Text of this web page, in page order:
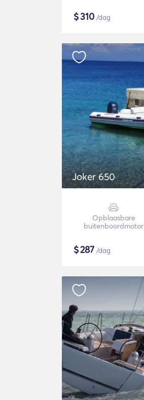
$310 /dag
Joker 650
Opblaasbare
buitenboordmotor
$287 /dag